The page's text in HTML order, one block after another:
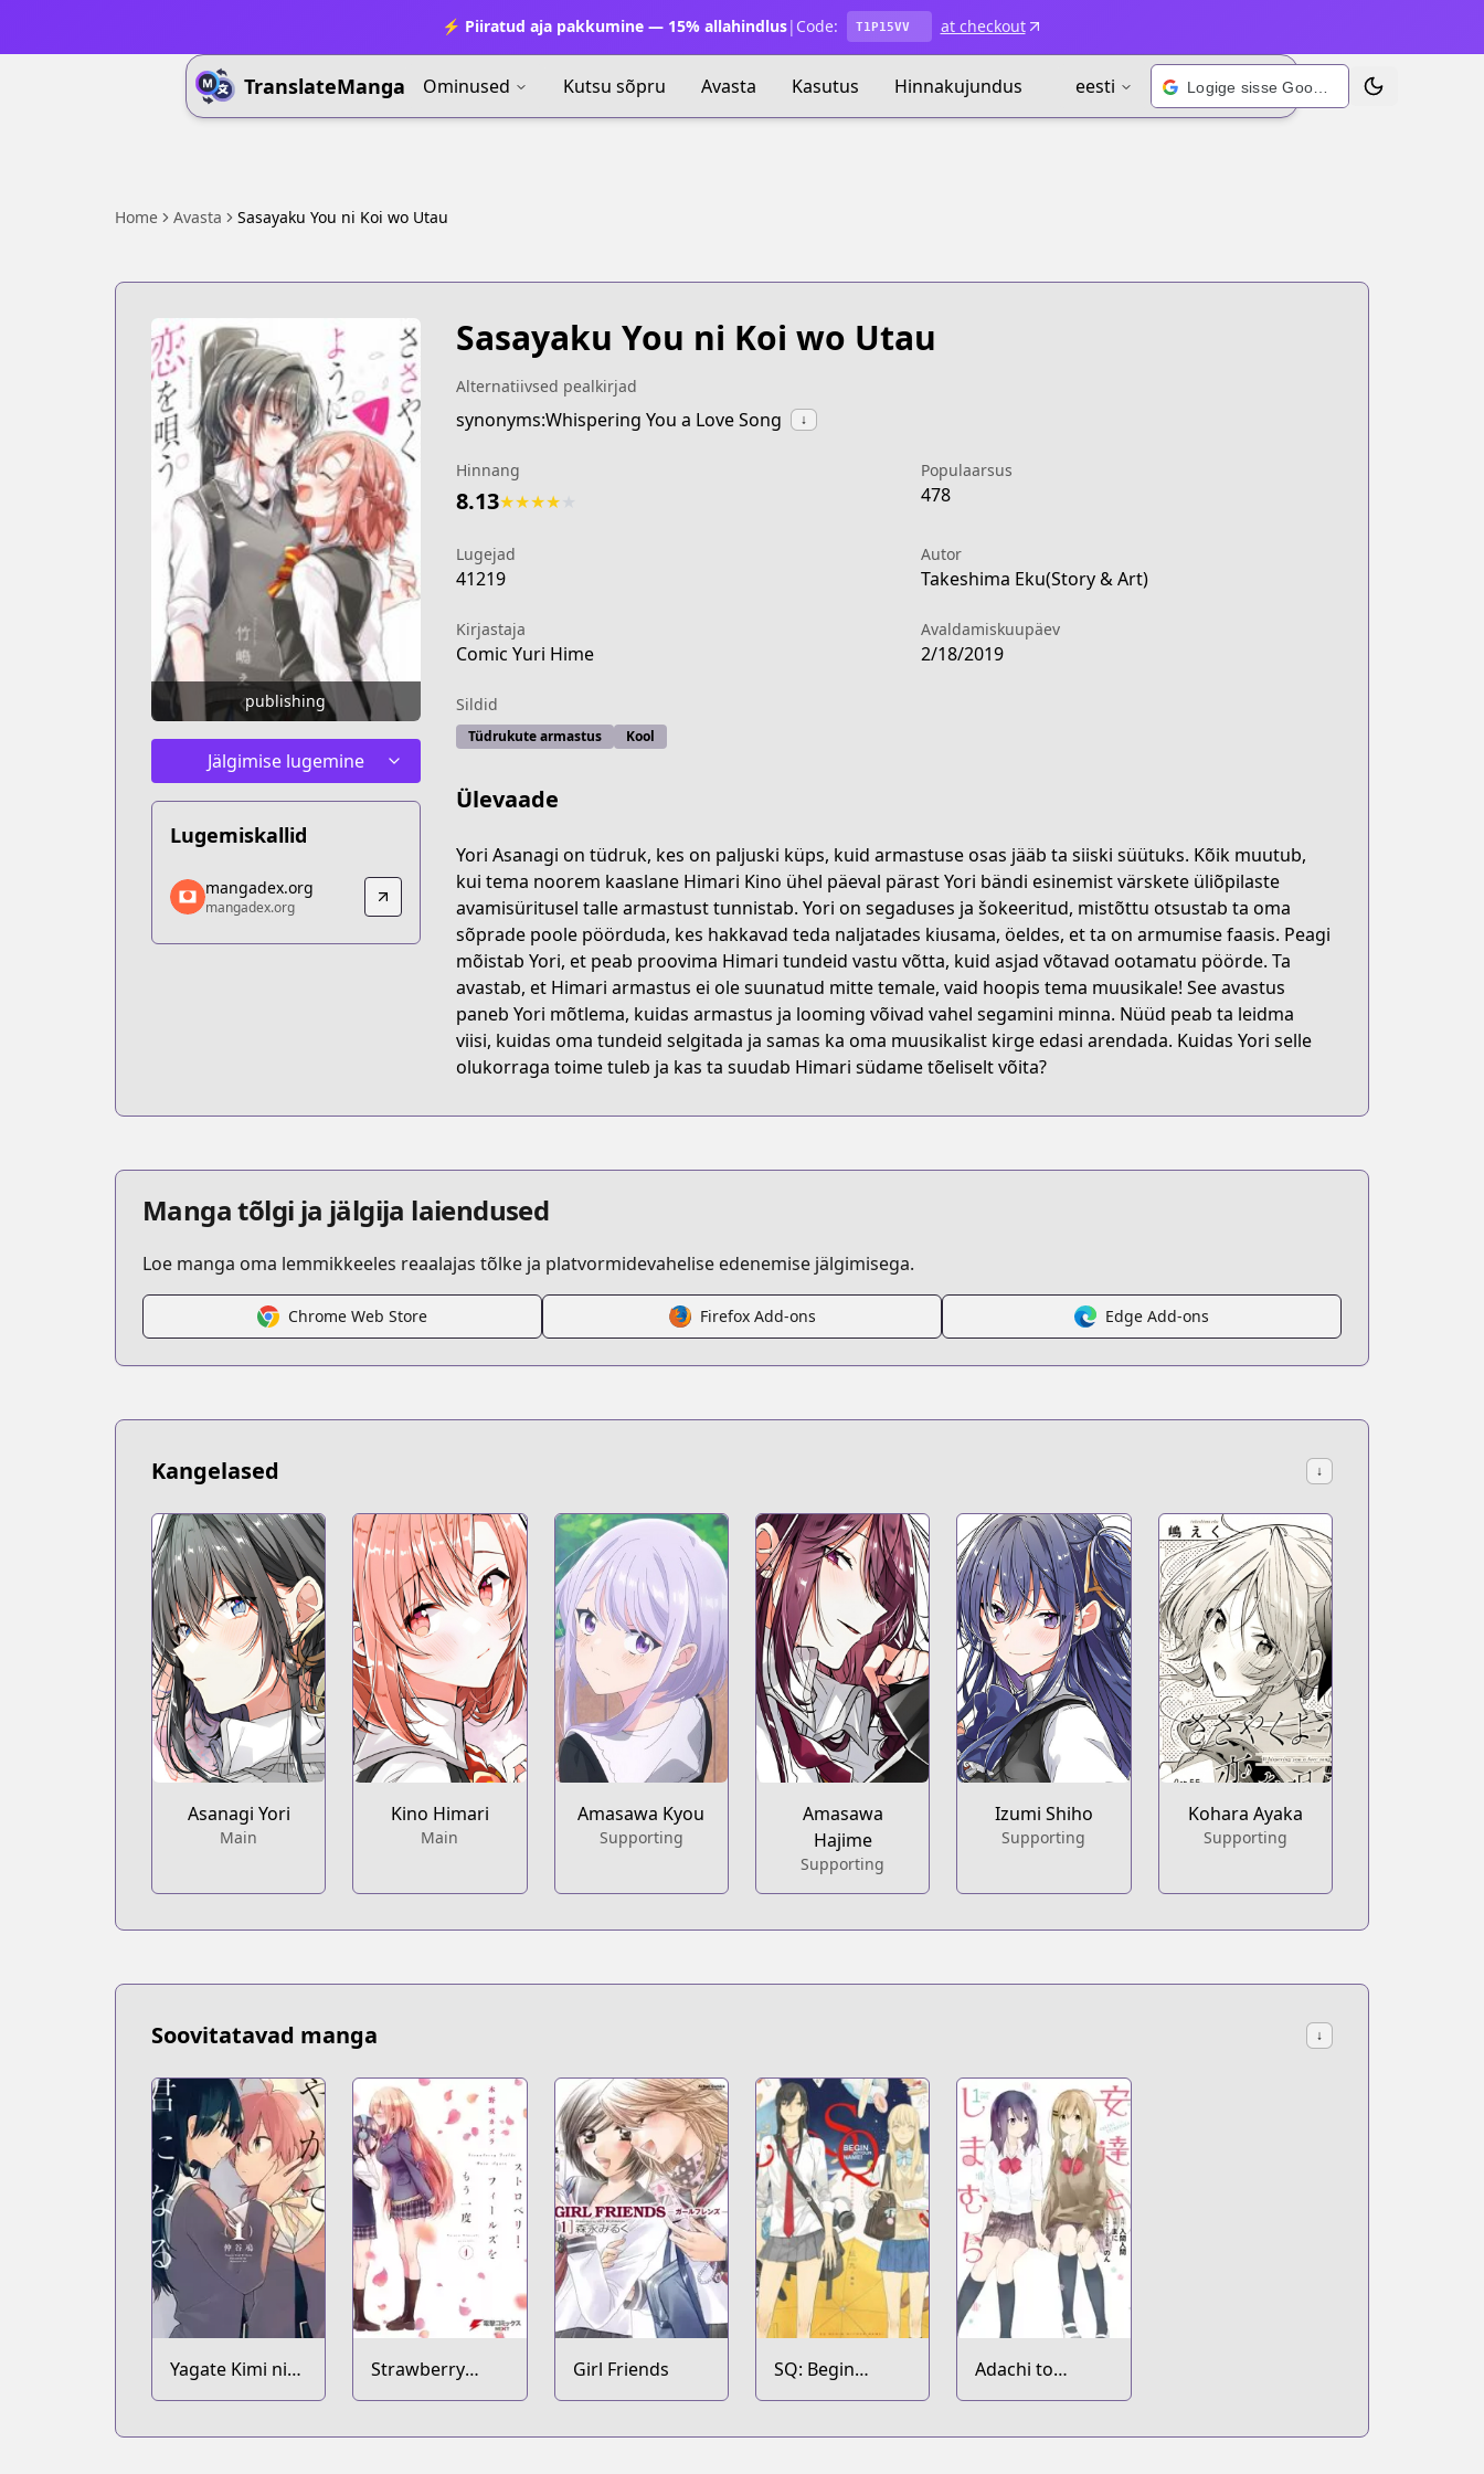
⚡ Piiratud aja pakkumine — 15% allahindlus| Code: T1P15VV at checkout
TranslateManga Ominused Kutsu sõpru Avasta Kasutus Hinnakujundus eesti Vaheta teema
Home Avasta Sasayaku You ni Koi wo Utau
publishing
Jälgimise lugemine
Lugemiskallid
mangadex.org
mangadex.org
https://mangadex.org/title/db82b170-aa37-4e4c-ab5d-9d1569f502d9
mangadex.org
mangadex.org
Sasayaku You ni Koi wo Utau
Alternatiivsed pealkirjad
synonyms:Whispering You a Love Song ↓
Hinnang
8.13★★★★
Populaarsus
478
Lugejad
41219
Autor
Takeshima Eku(Story & Art)
Kirjastaja
Comic Yuri Hime
Avaldamiskuupäev
2/18/2019
Sildid
Tüdrukute armastus Kool
Ülevaade
Yori Asanagi on tüdruk, kes on paljuski küps, kuid armastuse osas jääb ta siiski süütuks. Kõik muutub,
kui tema noorem kaaslane Himari Kino ühel päeval pärast Yori bändi esinemist värskete üliõpilaste
avamisüritusel talle armastust tunnistab. Yori on segaduses ja šokeeritud, mistõttu otsustab ta oma
sõprade poole pöörduda, kes hakkavad teda naljatades kiusama, öeldes, et ta on armumise faasis. Peagi
mõistab Yori, et peab proovima Himari tundeid vastu võtta, kuid asjad võtavad ootamatu pöörde. Ta
avastab, et Himari armastus ei ole suunatud mitte temale, vaid hoopis tema muusikale! See avastus
paneb Yori mõtlema, kuidas armastus ja looming võivad vahel segamini minna. Nüüd peab ta leidma
viisi, kuidas oma tundeid selgitada ja samas ka oma muusikalist kirge edasi arendada. Kuidas Yori selle
olukorraga toime tuleb ja kas ta suudab Himari südame tõeliselt võita?
Manga tõlgi ja jälgija laiendused
Loe manga oma lemmikkeeles reaalajas tõlke ja platvormidevahelise edenemise jälgimisega.
Chrome Web Store Firefox Add-ons Edge Add-ons
Kangelased ↓
Asanagi Yori
Main
Kino Himari
Main
Amasawa Kyou
Supporting
Amasawa
Hajime
Supporting
Izumi Shiho
Supporting
Kohara Ayaka
Supporting
Soovitatavad manga ↓
Yagate Kimi ni
Naru
Strawberry
Fields wo Mou
Girl Friends
SQ: Begin
W/Your Name!
Adachi to
Shimamura